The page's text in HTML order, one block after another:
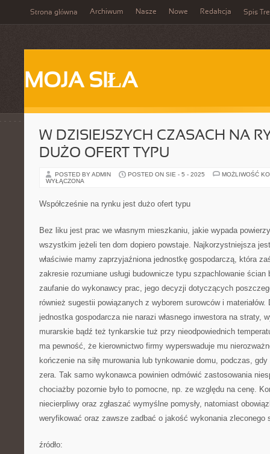
Strona główna Archiwum Nasze Nowe Redakcja Spis
MOJA SIŁA
W DZISIEJSZYCH CZASACH NA
DUŻO OFERT TYPU
POSTED BY ADMIN POSTED ON SIE - 5 - 2025
MOŻLIWOŚĆ
WYŁĄCZONA
Współcześnie na rynku jest dużo ofert typu
Bez liku jest prac we własnym mieszkaniu, jakie wypada
wszystkim jeżeli ten dom dopiero powstaje. Najkorzystniejsza
właściwie mamy zaprzyjaźniona jednostkę gospodarczą, która
zakresie rozumiane usługi budownicze typu szpachlowanie
zaufanie do wykonawcy prac, jego decyzji dotyczących
również sugestii powiązanych z wyborem surowców i materiałów.
jednostka gospodarcza nie narazi własnego inwestora na straty,
murarskie bądź też tynkarskie tuż przy nieodpowiednich
ma pewność, że kierownictwo firmy wyperswaduje mu
kończenie na siłę murowania lub tynkowanie domu, podczas,
zera. Tak samo wykonawca powinien odmówić zastosowania
chociażby pozornie było to pomocne, np. ze względu na cenę.
niecierpliwy oraz zgłaszać wymyślne pomysły, natomiast
weryfikować oraz zawsze zadbać o jakość wykonania zleconego
źródło: